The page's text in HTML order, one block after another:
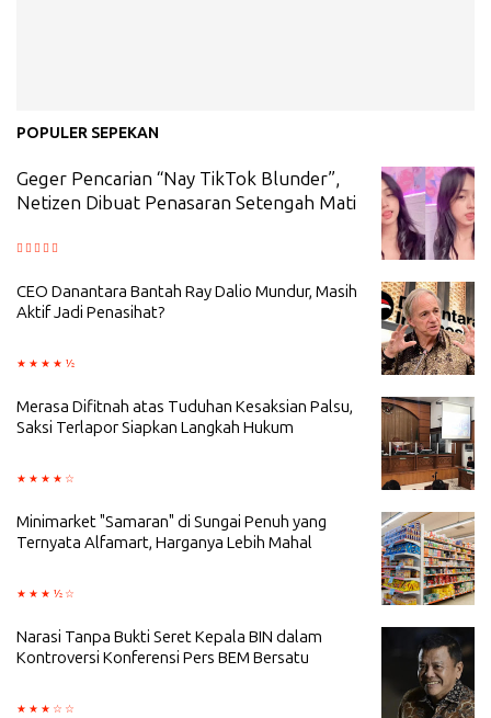
POPULER SEPEKAN
Geger Pencarian “Nay TikTok Blunder”,
Netizen Dibuat Penasaran Setengah Mati
CEO Danantara Bantah Ray Dalio Mundur, Masih
Aktif Jadi Penasihat?
Merasa Difitnah atas Tuduhan Kesaksian Palsu,
Saksi Terlapor Siapkan Langkah Hukum
Minimarket "Samaran" di Sungai Penuh yang
Ternyata Alfamart, Harganya Lebih Mahal
Narasi Tanpa Bukti Seret Kepala BIN dalam
Kontroversi Konferensi Pers BEM Bersatu